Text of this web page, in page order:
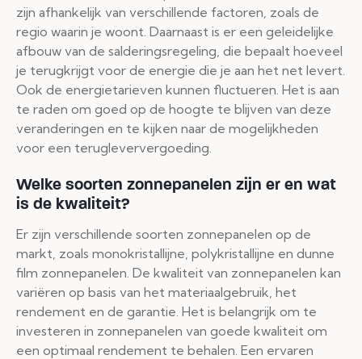
zijn afhankelijk van verschillende factoren, zoals de
regio waarin je woont. Daarnaast is er een geleidelijke
afbouw van de salderingsregeling, die bepaalt hoeveel
je terugkrijgt voor de energie die je aan het net levert.
Ook de energietarieven kunnen fluctueren. Het is aan
te raden om goed op de hoogte te blijven van deze
veranderingen en te kijken naar de mogelijkheden
voor een terugleververgoeding.
Welke soorten zonnepanelen zijn er en wat
is de kwaliteit?
Er zijn verschillende soorten zonnepanelen op de
markt, zoals monokristallijne, polykristallijne en dunne
film zonnepanelen. De kwaliteit van zonnepanelen kan
variëren op basis van het materiaalgebruik, het
rendement en de garantie. Het is belangrijk om te
investeren in zonnepanelen van goede kwaliteit om
een optimaal rendement te behalen. Een ervaren